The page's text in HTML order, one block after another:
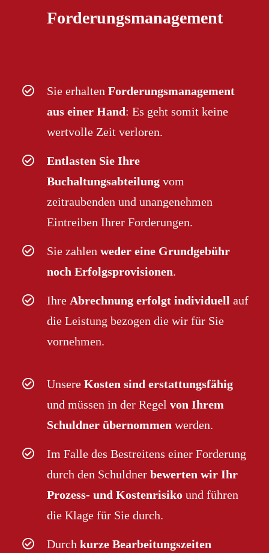
Forderungsmanagement
Sie erhalten Forderungsmanagement
aus einer Hand: Es geht somit keine
wertvolle Zeit verloren.
Entlasten Sie Ihre
Buchaltungsabteilungvom
zeitraubenden und unangenehmen
Eintreiben Ihrer Forderungen.
Sie zahlen weder eine Grundgebühr
noch Erfolgsprovisionen.
Ihre Abrechnung erfolgt individuell auf
die Leistung bezogen die wir für Sie
vornehmen.
Unsere Kosten sind erstattungsfähig
und müssen in der Regel von Ihrem
Schuldner übernommen werden.
Im Falle des Bestreitens einer Forderung
durch den Schuldner bewerten wir Ihr
Prozess- und Kostenrisiko und führen
die Klage für Sie durch.
Durch kurze Bearbeitungszeiten